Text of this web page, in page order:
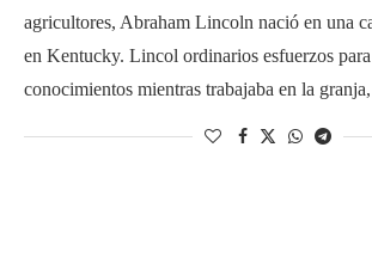
agricultores, Abraham Lincoln nació en una
en Kentucky. Lincol ordinarios esfuerzos
conocimientos mientras trabajaba en la